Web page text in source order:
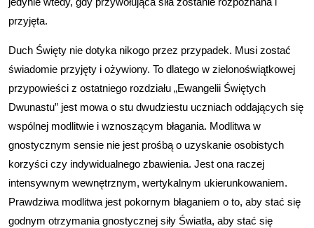
przyjęta.
Duch Święty nie dotyka nikogo przez przypadek. Musi zostać
świadomie przyjęty i ożywiony. To dlatego w zielonoświątkowej
przypowieści z ostatniego rozdziału „Ewangelii Świętych
Dwunastu” jest mowa o stu dwudziestu uczniach oddających się
wspólnej modlitwie i wznoszącym błagania. Modlitwa w
gnostycznym sensie nie jest prośbą o uzyskanie osobistych
korzyści czy indywidualnego zbawienia. Jest ona raczej
intensywnym wewnętrznym, wertykalnym ukierunkowaniem.
Prawdziwa modlitwa jest pokornym błaganiem o to, aby stać się
godnym otrzymania gnostycznej siły Światła, aby stać się